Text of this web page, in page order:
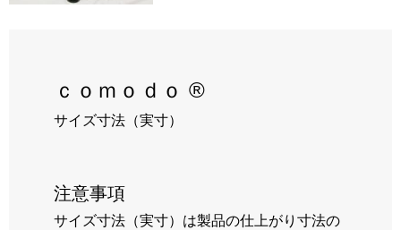
ｃｏｍｏｄｏ ®
サイズ寸法（実寸）
注意事項
サイズ寸法（実寸）は製品の仕上がり寸法の